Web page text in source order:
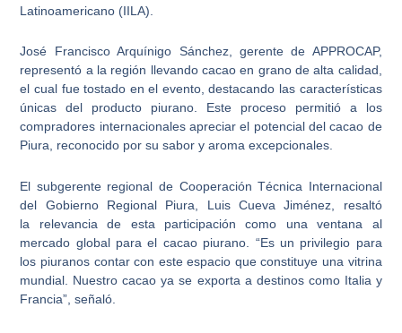
Latinoamericano (IILA).
José Francisco Arquínigo Sánchez, gerente de APPROCAP,
representó a la región llevando cacao en grano de alta calidad,
el cual fue tostado en el evento, destacando las características
únicas del producto piurano. Este proceso permitió a los
compradores internacionales apreciar el potencial del cacao de
Piura, reconocido por su sabor y aroma excepcionales.
El subgerente regional de Cooperación Técnica Internacional
del Gobierno Regional Piura, Luis Cueva Jiménez, resaltó
la relevancia de esta participación como una ventana al
mercado global para el cacao piurano . “Es un privilegio para
los piuranos contar con este espacio que constituye una vitrina
mundial. Nuestro cacao ya se exporta a destinos como Italia y
Francia”, señaló.